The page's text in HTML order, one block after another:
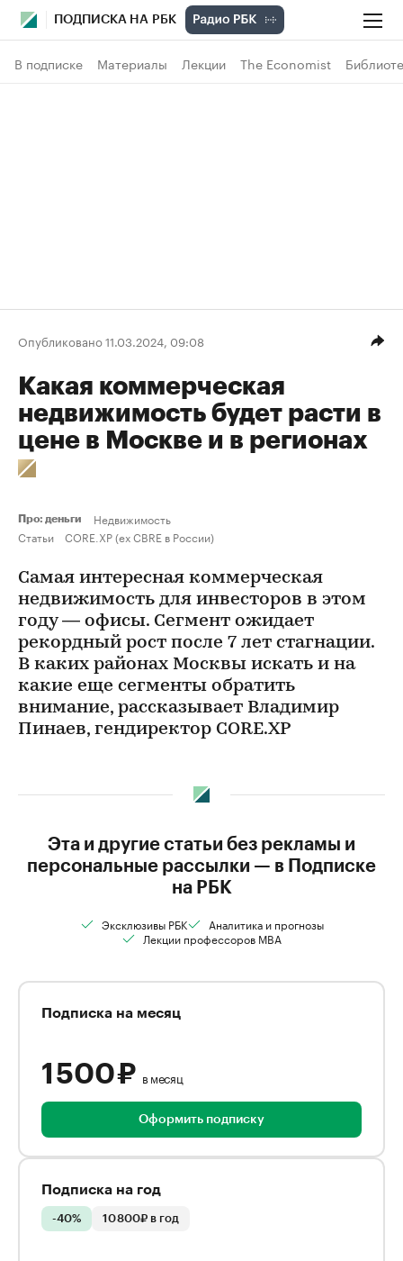
ПОДПИСКА НА РБК
В подписке Материалы Лекции The Economist
Опубликовано 11.03.2024, 09:08
Какая коммерческая
недвижимость будет расти в
цене в Москве и в регионах
Про: деньги
Недвижимость
Статьи
CORE.XP (ex CBRE в России)
Самая интересная коммерческая
недвижимость для инвесторов в этом
году — офисы. Сегмент ожидает
рекордный рост после 7 лет стагнации.
В каких районах Москвы искать и на
какие еще сегменты обратить
внимание, рассказывает Владимир
Пинаев, гендиректор CORE.XP
Эта и другие статьи без рекламы и
персональные рассылки — в Подписке
на РБК
Эксклюзивы РБК
Аналитика и прогнозы
Лекции профессоров MBA
Подписка на месяц
1 500 ₽ в месяц
Оформить подписку
Подписка на год
-40% 10 800₽ в год